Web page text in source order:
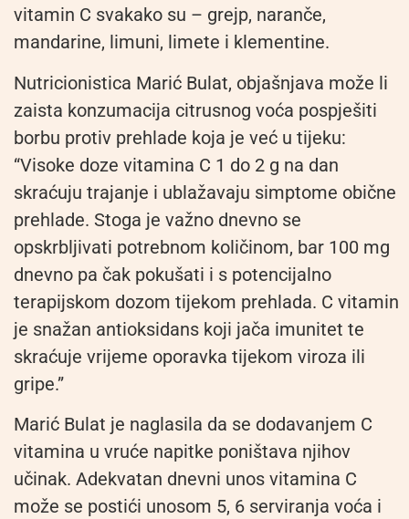
vitamin C svakako su – grejp, naranče,
mandarine, limuni, limete i klementine.
Nutricionistica Marić Bulat, objašnjava može li
zaista konzumacija citrusnog voća pospješiti
borbu protiv prehlade koja je već u tijeku:
“Visoke doze vitamina C 1 do 2 g na dan
skraćuju trajanje i ublažavaju simptome obične
prehlade. Stoga je važno dnevno se
opskrbljivati potrebnom količinom, bar 100 mg
dnevno pa čak pokušati i s potencijalno
terapijskom dozom tijekom prehlada. C vitamin
je snažan antioksidans koji jača imunitet te
skraćuje vrijeme oporavka tijekom viroza ili
gripe.”
Marić Bulat je naglasila da se dodavanjem C
vitamina u vruće napitke poništava njihov
učinak. Adekvatan dnevni unos vitamina C
može se postići unosom 5, 6 serviranja voća i